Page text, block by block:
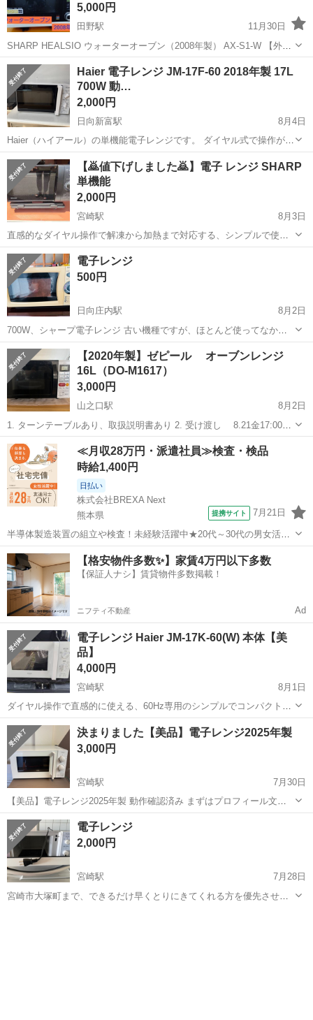
5,000円
田野駅
11月30日
SHARP HEALSIO ウォーターオーブン（2008年製） AX-S1-W 【外形
寸法】 高さ…41㎝ 幅……52.5㎝ 奥行…47㎝ 定格電圧…100w 定格周
波数50-60Hz 定格消費電力 電子レンジ…1460...
宮崎 宮崎市 田野駅
Haier 電子レンジ JM-17F-60 2018年製 17L
700W 動…
2,000円
日向新富駅
8月4日
Haier（ハイアール）の単機能電子レンジです。 ダイヤル式で操作が簡
単なので、一人暮らし、ご家庭、事務所などにおすすめです。 【商品
情報】 メーカー：Haier 型番：JM-17F-60 年式：2018年製 庫内容
量：...
宮崎 西都市 日向新富駅 キッチン家電
【🙇値下げしました🙇】電子 レンジ SHARP
単機能
2,000円
宮崎駅
8月3日
直感的なダイヤル操作で解凍から加熱まで対応する、シンプルで使い
勝手の良い単機能電子レンジ本体です。 - ブランド: SHARP - 機能: キ
ッチンタイマー、解凍、500W加熱 - 操作方式: ダイヤル式タイマー ...
宮崎 宮崎市 宮崎駅
電子レンジ
500円
日向庄内駅
8月2日
700W、シャープ電子レンジ 古い機種ですが、ほとんど使ってなかっ
たので、掃除してみました 動作確認済み 直接渡しでお願いします
宮崎 都城市 日向庄内駅 キッチン家電
【2020年製】ゼピール オーブンレンジ
16L（DO-M1617）
3,000円
山之口駅
8月2日
1. ターンテーブルあり、取扱説明書あり 2. 受け渡し 8.21金17:00〜
8.22土1400に自宅まで取りに来ていただける方を優先、それ以降であ
れば調整可能 宮崎県都城市高城町穂満坊
宮崎 都城市 山之口駅 キッチン家電
≪月収28万円・派遣社員≫検査・検品
時給1,400円
日払い
株式会社BREXA Next
熊本県
提携サイト 7月21日
半導体製造装置の組立や検査！未経験活躍中★20代～30代の男女活躍
中★ワンルーム寮完備！赴任旅費会社負担！マイカー通勤OK！無料駐
車場あり！正社員登用あり！《熊本県菊池郡大津町》 人気の工場のお
仕事 ◇半導体製造装置の組立...
熊本 その他
【格安物件多数✨】家賃4万円以下多数
【保証人ナシ】賃貸物件多数掲載！
ニフティ不動産 Ad
電子レンジ Haier JM-17K-60(W) 本体【美
品】
4,000円
宮崎駅
8月1日
ダイヤル操作で直感的に使える、60Hz専用のシンプルでコンパクトな
単機能電子レンジです。 - ブランド: Haier - 型番: JM-17K-60(W) - 容
量: 17L - 対応周波数: 60Hz専用 -...
宮崎 宮崎市 宮崎駅 キッチン家電
決まりました【美品】電子レンジ2025年製
3,000円
宮崎駅
7月30日
【美品】電子レンジ2025年製 動作確認済み まずはプロフィール文章
をご確認下さい。 引き取りに来ていただいても構いません。 配送の場
合は、別途宮崎市内なら3000円〜、それ以外であれば5000円〜要相談
で頂ければお届...
宮崎 宮崎市 宮崎駅
電子レンジ
2,000円
宮崎駅
7月28日
宮崎市大塚町まで、できるだけ早くとりにきてくれる方を優先させて